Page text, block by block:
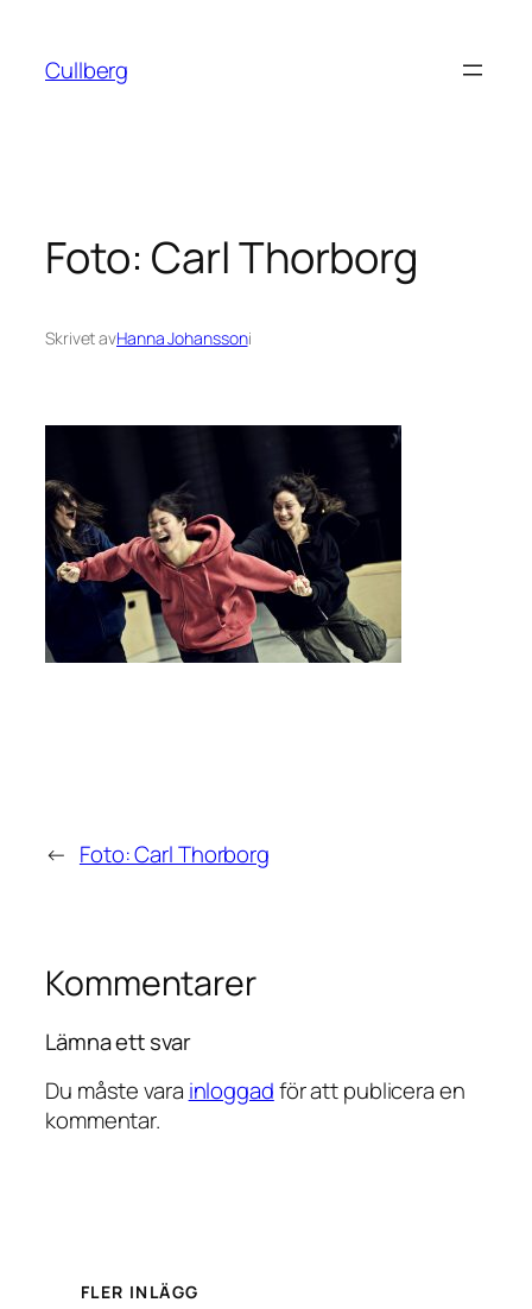
innehåll
Cullberg
Foto: Carl Thorborg
Skrivet avHanna Johanssoni
← Foto: Carl Thorborg
Kommentarer
Lämna ett svar
Du måste vara inloggadför att publicera en
kommentar.
FLER INLÄGG